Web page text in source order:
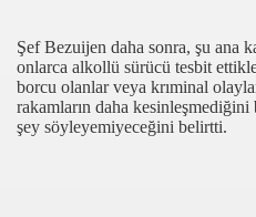
Şef Bezuijen daha sonra, şu ana
onlarca alkollü sürücü tesbit
borcu olanlar veya krıminal
rakamların daha
şey söyleyemiyeceğini belirtti.